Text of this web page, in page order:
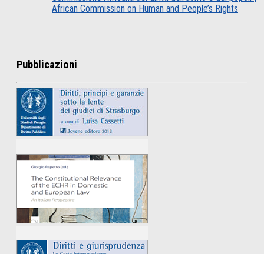
African Commission on Human and People’s Rights
Pubblicazioni